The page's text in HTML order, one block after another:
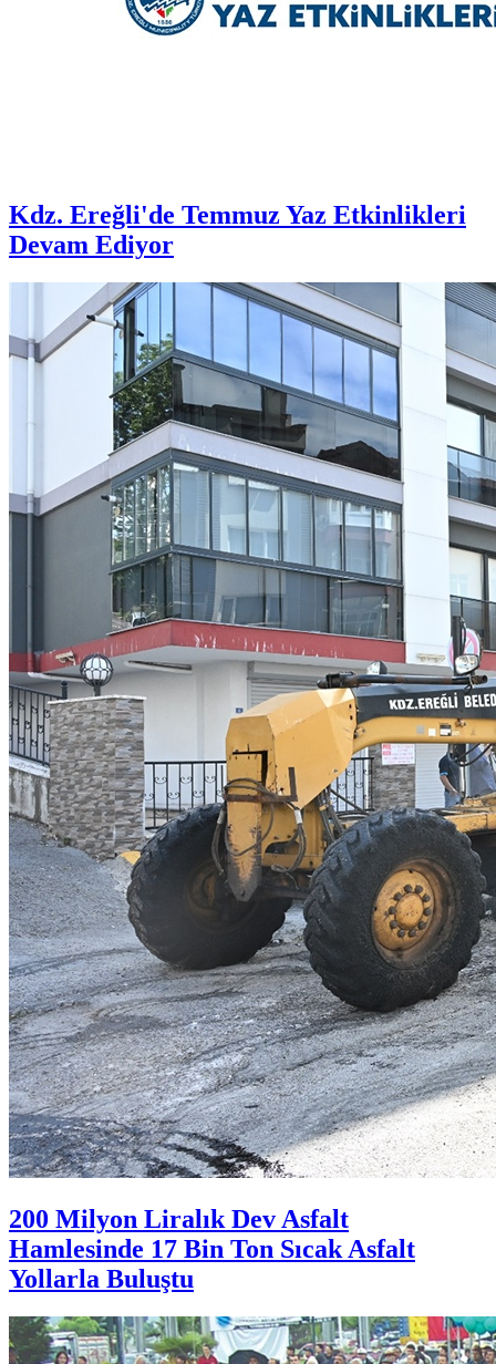
Kdz. Ereğli'de Temmuz Yaz Etkinlikleri
Devam Ediyor
200 Milyon Liralık Dev Asfalt
Hamlesinde 17 Bin Ton Sıcak Asfalt
Yollarla Buluştu